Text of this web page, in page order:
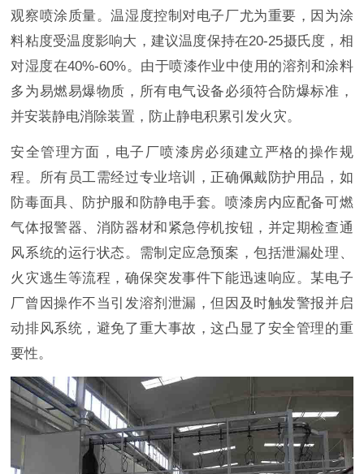
观察喷涂质量。温湿度控制对电子厂尤为重要，因为涂
料粘度受温度影响大，建议温度保持在20-25摄氏度，相
对湿度在40%-60%。由于喷漆作业中使用的溶剂和涂料
多为易燃易爆物质，所有电气设备必须符合防爆标准，
并安装静电消除装置，防止静电积累引发火灾。
安全管理方面，电子厂喷漆房必须建立严格的操作规
程。所有员工需经过专业培训，正确佩戴防护用品，如
防毒面具、防护服和防静电手套。喷漆房内应配备可燃
气体报警器、消防器材和紧急停机按钮，并定期检查通
风系统的运行状态。需制定应急预案，包括泄漏处理、
火灾逃生等流程，确保突发事件下能迅速响应。某电子
厂曾因操作不当引发溶剂泄漏，但因及时触发警报并启
动排风系统，避免了重大事故，这凸显了安全管理的重
要性。